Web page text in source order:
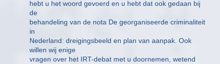
hebt u het woord gevoerd en u hebt dat ook gedaan bij
de
behandeling van de nota De georganiseerde criminaliteit
in
Nederland: dreigingsbeeld en plan van aanpak. Ook
willen wij enige
vragen over het IRT-debat met u doornemen, wetend